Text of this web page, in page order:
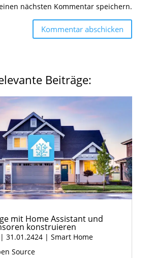
nächsten Kommentar speichern.
Kommentar abschicken
Beiträge:
mit Home Assistant und
konstruieren
| 31.01.2424| Smart Home
Source